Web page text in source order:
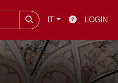
IT LOGIN